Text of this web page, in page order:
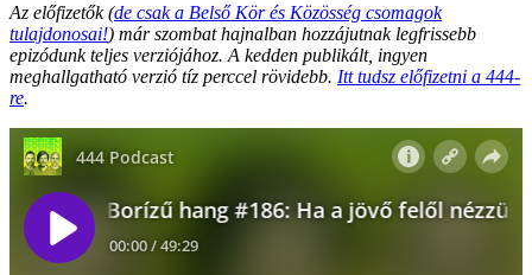
Az előfizetők (de csak a Belső Kör és Közösség csomagok
tulajdonosai!) már szombat hajnalban hozzájutnak legfrissebb
epizódunk teljes verziójához. A kedden publikált, ingyen
meghallgatható verzió tíz perccel rövidebb. Itt tudsz előfizetni a 444-
re.